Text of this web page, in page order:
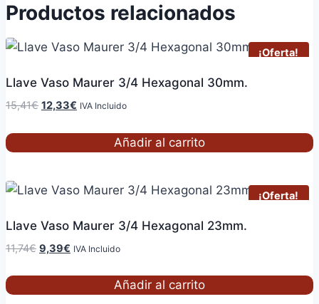
Productos relacionados
¡Oferta!
Llave Vaso Maurer 3/4 Hexagonal 30mm.
15,41€ El
original
era:
12,33€ El
actual
es:
IVA Incluido
Añadir al carrito
¡Oferta!
Llave Vaso Maurer 3/4 Hexagonal 23mm.
11,74€ El
era:
9,39€ El
es:
IVA Incluido
Añadir al carrito